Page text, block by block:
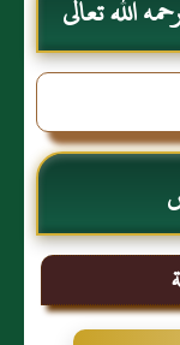
الله تعالى